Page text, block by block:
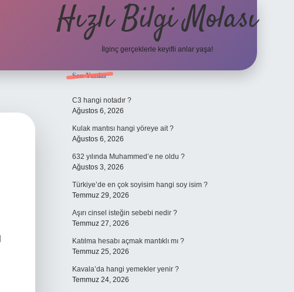
Hızlı Bilgi Molası
İlginç gerçeklerle keyifli anlar yaşa!
Sidebar
Son Yazılar
C3 hangi notadır ?
Ağustos 6, 2026
Kulak mantısı hangi yöreye ait ?
Ağustos 6, 2026
632 yılında Muhammed’e ne oldu ?
Ağustos 3, 2026
Türkiye’de en çok soyisim hangi soy isim ?
Temmuz 29, 2026
Aşırı cinsel isteğin sebebi nedir ?
Temmuz 27, 2026
Katılma hesabı açmak mantıklı mı ?
Temmuz 25, 2026
Kavala’da hangi yemekler yenir ?
Temmuz 24, 2026